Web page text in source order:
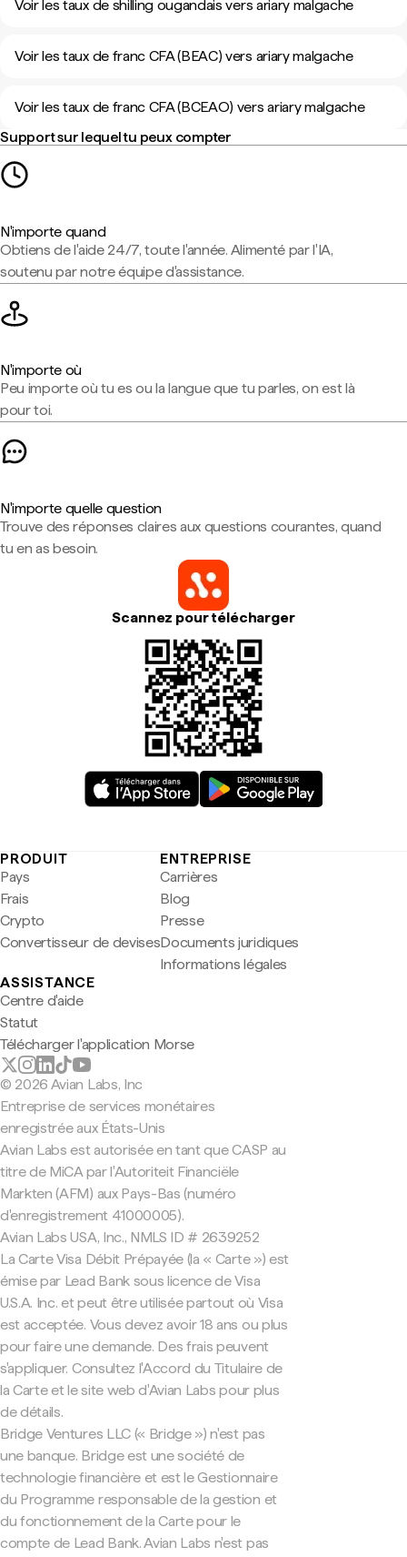
Voir les taux de shilling ougandais vers ariary malgache
Voir les taux de franc CFA (BEAC) vers ariary malgache
Voir les taux de franc CFA (BCEAO) vers ariary malgache
Support sur lequel tu peux compter
N'importe quand
Obtiens de l'aide 24/7, toute l'année. Alimenté par l'IA,
soutenu par notre équipe d'assistance.
N'importe où
Peu importe où tu es ou la langue que tu parles, on est là
pour toi.
N'importe quelle question
Trouve des réponses claires aux questions courantes, quand
tu en as besoin.
Scannez pour télécharger
PRODUIT
Pays
Frais
Crypto
Convertisseur de devises
ENTREPRISE
Carrières
Blog
Presse
Documents juridiques
Informations légales
ASSISTANCE
Centre d'aide
Statut
Télécharger l'application Morse
© 2026 Avian Labs, Inc
Entreprise de services monétaires
enregistrée aux États-Unis
Avian Labs est autorisée en tant que CASP au
titre de MiCA par l'Autoriteit Financiële
Markten (AFM) aux Pays-Bas (numéro
d'enregistrement 41000005).
Avian Labs USA, Inc., NMLS ID # 2639252
La Carte Visa Débit Prépayée (la « Carte ») est
émise par Lead Bank sous licence de Visa
U.S.A. Inc. et peut être utilisée partout où Visa
est acceptée. Vous devez avoir 18 ans ou plus
pour faire une demande. Des frais peuvent
s'appliquer. Consultez l'Accord du Titulaire de
la Carte et le site web d'Avian Labs pour plus
de détails.
Bridge Ventures LLC (« Bridge ») n'est pas
une banque. Bridge est une société de
technologie financière et est le Gestionnaire
du Programme responsable de la gestion et
du fonctionnement de la Carte pour le
compte de Lead Bank. Avian Labs n'est pas